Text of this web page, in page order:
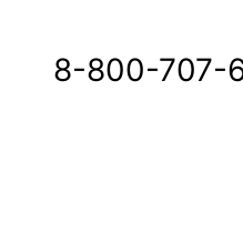
8-800-707-